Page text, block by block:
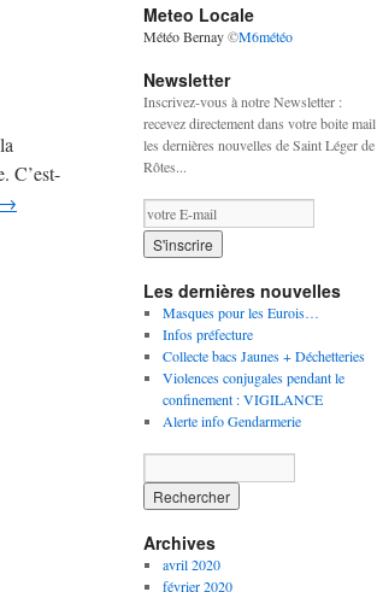
C’est-
→
Meteo Locale
Météo Bernay©M6météo
Newsletter
Inscrivez-vous à notre Newsletter :
recevez directement dans votre boite mail
les dernières nouvelles de Saint Léger de
Rôtes...
Les dernières nouvelles
Masques pour les Eurois…
Infos préfecture
Collecte bacs Jaunes + Déchetteries
Violences conjugales pendant le
confinement : VIGILANCE
Alerte info Gendarmerie
Archives
avril 2020
février 2020